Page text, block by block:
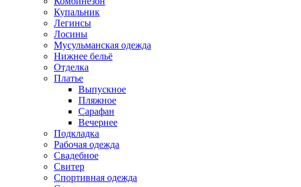
Купальник
Легинсы
Лосины
Мусульманская одежда
Нижнее бельё
Отделка
Платье
Выпускное
Пляжное
Сарафан
Вечернее
Подкладка
Рабочая одежда
Свадебное
Свитер
Спортивная одежда